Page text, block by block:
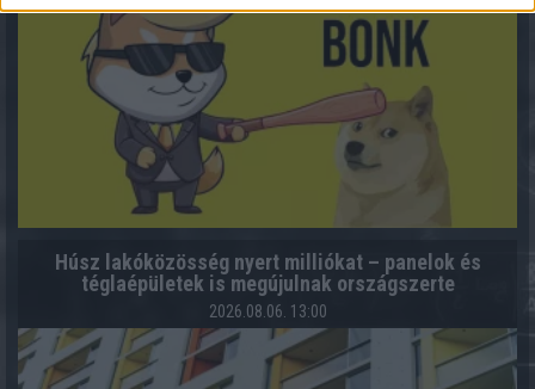
Húsz lakóközösség nyert milliókat – panelok és
téglaépületek is megújulnak országszerte
2026.08.06. 13:00